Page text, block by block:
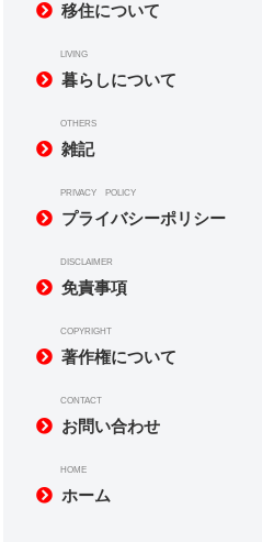
移住について
LIVING
暮らしについて
OTHERS
雑記
PRIVACY POLICY
プライバシーポリシー
DISCLAIMER
免責事項
COPYRIGHT
著作権について
CONTACT
お問い合わせ
HOME
ホーム